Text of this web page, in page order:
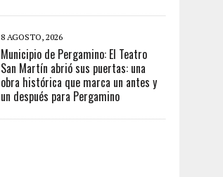
8 AGOSTO, 2026
Municipio de Pergamino: El Teatro
San Martín abrió sus puertas: una
obra histórica que marca un antes y
un después para Pergamino